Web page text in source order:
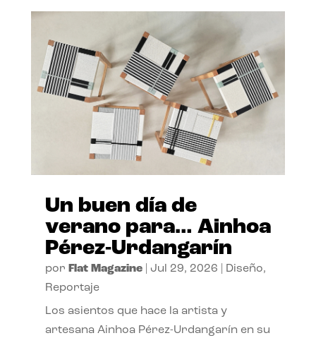
Un buen día de
verano para… Ainhoa
Pérez-Urdangarín
por Flat Magazine| Jul 29, 2026 Diseño,
Reportaje
Los asientos que hace la artista y
artesana Ainhoa Pérez-Urdangarín en su